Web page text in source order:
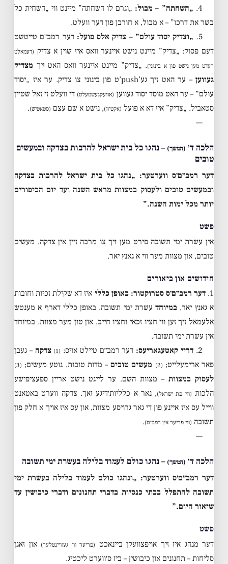
4. „השחתה” – מבול: „וגרם לו השחתה” מיינט ווי „השחית כל
בשר את דרכו” – א מבול, א חורבן פון דער וועלט.
5. „וצדיק יסוד עולם” – צדיק אלס פועל: דער רמב״ם טייטשט
דעם פסוק: „צדיק” מיינט נישט איינער וואס איז שוין א צדיק (דעמאלט
רעדט מען נישט פון א בינוני). „צדיק” מיינט איינער וואס האט זיך מצדיק
געווען
– ער האט זיך גע’push’ט פון בינוני צו צדיק. ער איז „יסוד
עולם” – ער האט מוסד יסוד געווען (אוועקגעשטעלט) די וועלט זי זאל שטיין
סטאביל. „צדיק” איז דא א פועל (אקטיוו), נישט א שם עצם (סטאטיש).
—
הלכה ד׳ (המשך) – נהגו כל בית ישראל להרבות בצדקה ובמעשים
טובים
דער רמב״ם׳ס ווערטער: „נהגו כל בית ישראל להרבות בצדקה
ובמעשים טובים ולעסוק במצוות מראש השנה ועד יום הכיפורים
יותר מכל ימות השנה.”
פשט
אין עשרת ימי תשובה פירט מען זיך צו מרבה זיין אין צדקה, מעשים
טובים, און מצוות מער ווי א גאנץ יאר.
חידושים און ביאורים
1. דער רמב״ם׳ס סטרוקטור: באופן כללי איז דא שקילת זכיות וחובות
א גאנץ יאר, במיוחדעשרת ימי תשובה. באופן כללי דארף א מענטש
אלעמאל זיך זען ווי חציו זכאי וחציו חייב, און טון מער מצוות. במיוחד
אין עשרת ימי תשובה.
2. דריי קאטעגאריעס: דער רמב״ם טיילט אויס: (1) צדקה – געבן
פאר ארימעלייט; (2) מעשים טובים– מדות טובות, גוטע מעשים; (3)
לעסוק במצוות – מצוות השם. ער לייגט נישט אריין ספעציפישע
הלכות (ווי פת ישראל), נאר א כלליות׳דיגע זאך. צדקה ווערט באטאנט
ווייל עס איז איינע פון די גאר גרויסע מצוות, און עס איז אויך א חלק פון
תשובה (ווי פריער אין רמב״ם).
—
הלכה ד׳ (המשך) – נהגו כולם לעמוד בלילה בעשרת ימי תשובה
דער רמב״ם׳ס ווערטער: „ונהגו כולם לעמוד בלילה בעשרת ימי
תשובה להתפלל בבתי כנסיות בדברי תחנונים ודברי כיבושין עד
שיאור היום.”
פשט
דער מנהג איז זיך אויפצוועקן ביינאכט (פריער ווי געוויינטלעך) און זאגן
סליחות – תחנונים און כיבושין – ביז ס׳ווערט ליכטיג.